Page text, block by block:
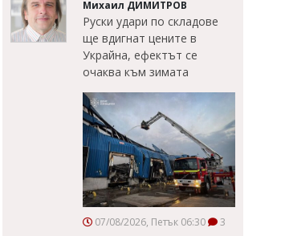
Михаил ДИМИТРОВ
Руски удари по складове
ще вдигнат цените в
Украйна, ефектът се
очаква към зимата
07/08/2026, Петък 06:30 3